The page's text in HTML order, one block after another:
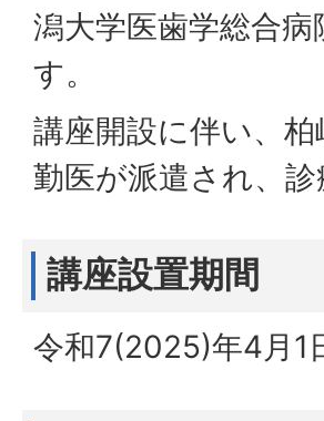
潟大学医歯学総合
す。
講座開設に伴い、
勤医が派遣され、
講座設置期間
令和7(2025)年4月1